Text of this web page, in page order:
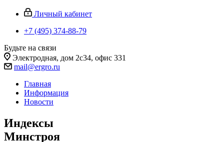
Личный кабинет
+7 (495) 374-88-79
Будьте на связи
Электродная, дом 2с34, офис 331
mail@ergro.ru
Главная
Информация
Новости
Индексы
Минстроя